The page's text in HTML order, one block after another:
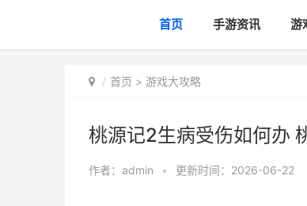
首页 手游资讯 游
首页 > 游戏大攻略
桃源记2生病受伤如何办
作者： admin • 更新时间：2026-06-22